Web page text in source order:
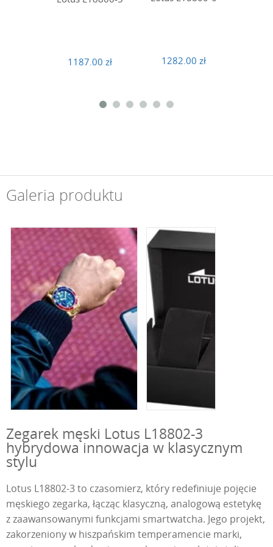
1187.00 zł 1282.00 zł
Galeria produktu
Zegarek męski Lotus L18802-3
hybrydowa innowacja w klasycznym
stylu
Lotus L18802-3 to czasomierz, który redefiniuje pojęcie
męskiego zegarka, łącząc klasyczną, analogową estetykę
z zaawansowanymi funkcjami smartwatcha. Jego projekt,
zakorzeniony w hiszpańskim temperamencie marki,